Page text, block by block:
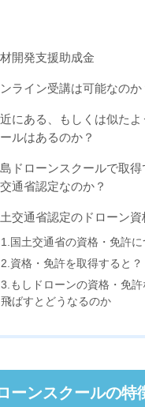
開発支援助成金
ライン受講は可能なのか
にある、もしくは似たよ
ルはあるのか？
ドローンスクールで取
通省認定なのか？
交通省認定のドローン資
1.国土交通省の資格・免許に
2.資格・免許を取得すると？
3.もしドローンの資格・免
飛ばすとどうなるのか
ーンスクールの特